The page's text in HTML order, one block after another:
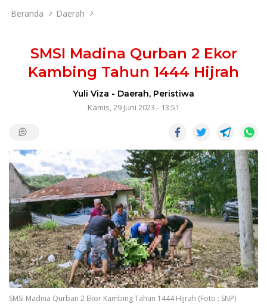
Beranda Daerah
SMSI Madina Qurban 2 Ekor
Kambing Tahun 1444 Hijrah
Yuli Viza - Daerah, Peristiwa
Kamis, 29 Juni 2023 - 13:51
SMSI Madina Qurban 2 Ekor Kambing Tahun 1444 Hijrah (Foto : SNP)